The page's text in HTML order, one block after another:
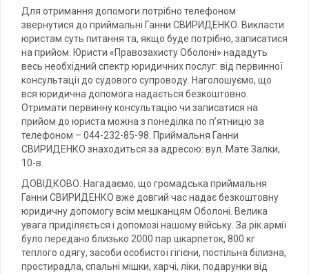
Для отримання допомоги потрібно телефоном
звернутися до приймальні Ганни СВИРИДЕНКО. Викласти
юристам суть питання та, якщо буде потрібно, записатися
на прийом. Юристи «Правозахисту Оболоні» нададуть
весь необхідний спектр юридичних послуг: від первинної
консультації до судового супроводу. Наголошуємо, що
вся юридична допомога надається безкоштовно.
Отримати первинну консультацію чи записатися на
прийом до юриста можна з понеділка по п’ятницю за
телефоном – 044-232-85-98. Приймальня Ганни
СВИРИДЕНКО знаходиться за адресою: вул. Мате Залки,
10-в.
ДОВІДКОВО. Нагадаємо, що громадська приймальня
Ганни СВИРИДЕНКО вже довгий час надає безкоштовну
юридичну допомогу всім мешканцям Оболоні. Велика
увага приділяється і допомозі нашому війську. За рік армії
було передано близько 2000 пар шкарпеток, 800 кг
теплого одягу, засоби особистої гігієни, постільна білизна,
простирадла, спальні мішки, харчі, ліки, подарунки від